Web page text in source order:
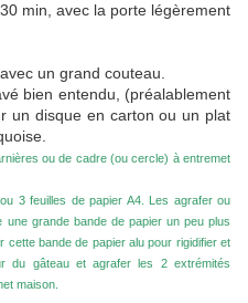
min, avec la porte légèrement
un grand couteau.
bien entendu, (préalablement
un disque en carton ou un plat
ou de cadre (ou cercle) à entremet
3 feuilles de papier A4. Les agrafer ou
grande bande de papier un peu plus
cette bande de papier alu pour rigidifier et
du gâteau et agrafer les 2 extrémités
maison.